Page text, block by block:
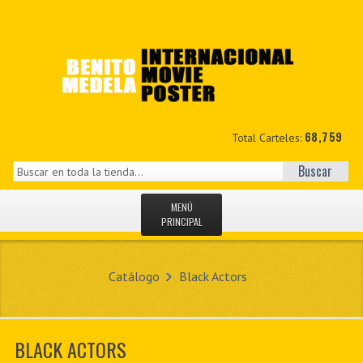
Total Carteles: 68,759
Buscar
MENÚ
PRINCIPAL
MIS DATOS
Catálogo Black Actors
BLACK ACTORS